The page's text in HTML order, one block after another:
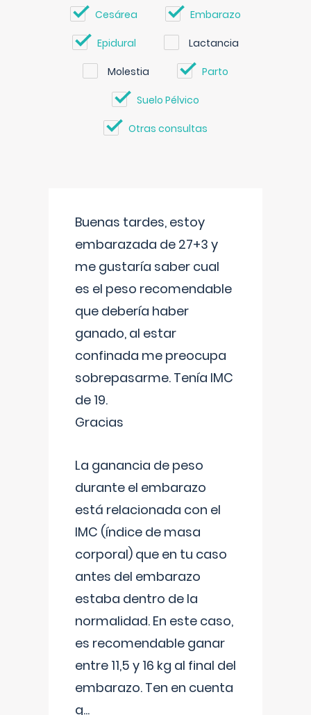
Cesárea Embarazo
Epidural Lactancia
Molestia Parto
Suelo Pélvico
Otras consultas
Buenas tardes, estoy
embarazada de 27+3 y
me gustaría saber cual
es el peso recomendable
que debería haber
ganado, al estar
confinada me preocupa
sobrepasarme. Tenía IMC
de 19.
Gracias
La ganancia de peso
durante el embarazo
está relacionada con el
IMC (índice de masa
corporal) que en tu caso
antes del embarazo
estaba dentro de la
normalidad. En este caso,
es recomendable ganar
entre 11,5 y 16 kg al final del
embarazo. Ten en cuenta
q...